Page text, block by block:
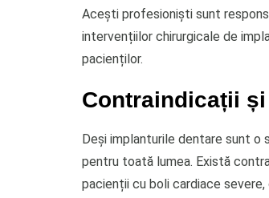
Acești profesioniști sunt
intervențiilor chirurgicale de
pacienților.
Contraindicații
Deși implanturile dentare sunt
pentru toată lumea. Există
pacienții cu boli cardiace